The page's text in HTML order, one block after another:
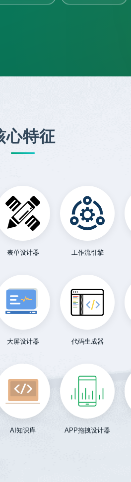
心特征
表单设计器 工作流引擎
大屏设计器 代码生成器
AI知识库 APP拖拽设计器